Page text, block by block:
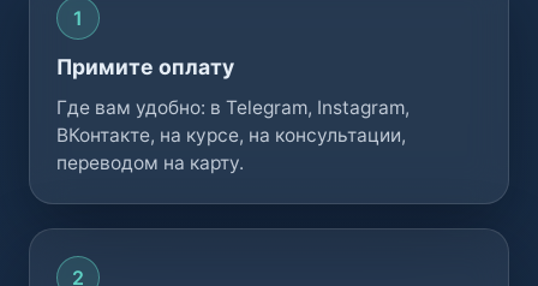
Примите оплату
Где вам удобно: в Telegram, Instagram,
ВКонтакте, на курсе, на консультации,
переводом на карту.